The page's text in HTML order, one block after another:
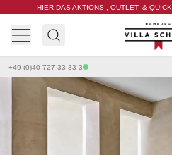
HIER DAS AKTIONS-, OUTLET- &
Villa
+49 (0)40 727 33 33 3